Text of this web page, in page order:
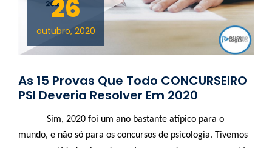
26
outubro, 2020
As 15 Provas Que Todo CONCURSEIRO
PSI Deveria Resolver Em 2020
Sim, 2020 foi um ano bastante atípico para o
mundo, e não só para os concursos de psicologia. Tivemos